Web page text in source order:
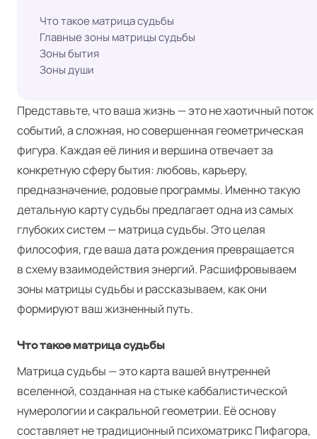
Что такое матрица судьбы
Главные зоны матрицы судьбы
Зоны бытия
Зоны души
Представьте, что ваша жизнь — это не хаотичный поток
событий, а сложная, но совершенная геометрическая
фигура. Каждая её линия и вершина отвечает за
конкретную сферу бытия: любовь, карьеру,
предназначение, родовые программы. Именно такую
детальную карту судьбы предлагает одна из самых
глубоких систем — матрица судьбы. Это целая
философия, где ваша дата рождения превращается
в схему взаимодействия энергий. Расшифровываем
зоны матрицы судьбы и рассказываем, как они
формируют ваш жизненный путь.
Что такое матрица судьбы
Матрица судьбы — это карта вашей внутренней
вселенной, созданная на стыке каббалистической
нумерологии и сакральной геометрии. Её основу
составляет не традиционный психоматрикс Пифагора,